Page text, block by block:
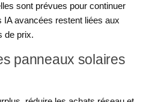
sont prévues pour continuer
avancées restent liées aux
de prix.
panneaux solaires